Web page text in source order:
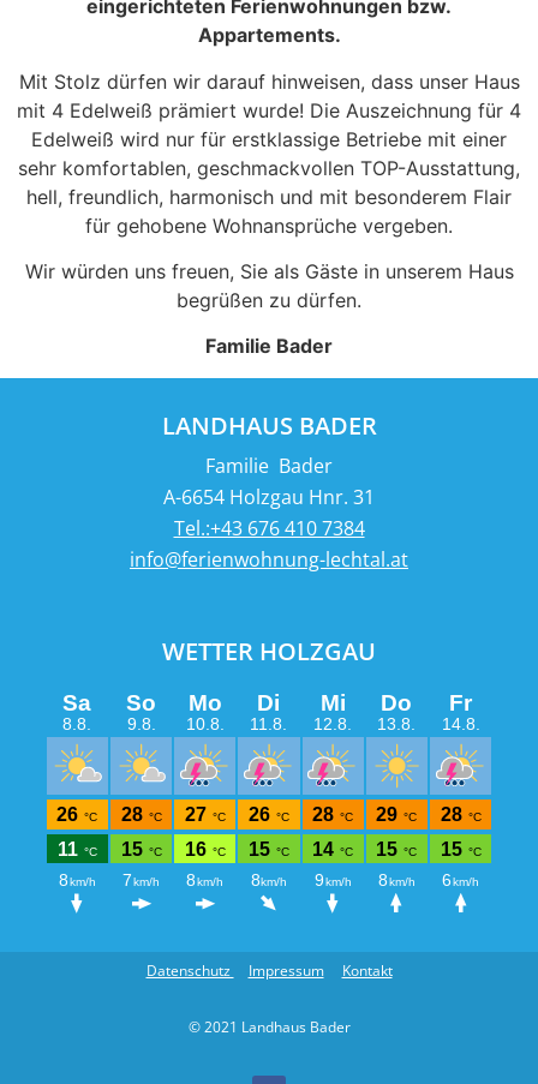
eingerichteten Ferienwohnungen bzw.
Appartements.
Mit Stolz dürfen wir darauf hinweisen, dass unser Haus
mit 4 Edelweiß prämiert wurde! Die Auszeichnung für 4
Edelweiß wird nur für erstklassige Betriebe mit einer
sehr komfortablen, geschmackvollen TOP-Ausstattung,
hell, freundlich, harmonisch und mit besonderem Flair
für gehobene Wohnansprüche vergeben.
Wir würden uns freuen, Sie als Gäste in unserem Haus
begrüßen zu dürfen.
Familie Bader
LANDHAUS BADER
Familie Bader
A-6654 Holzgau Hnr. 31
Tel.:+43 676 410 7384
info@ferienwohnung-lechtal.at
WETTER HOLZGAU
© 2021 Landhaus Bader
Datenschutz Impressum Kontakt